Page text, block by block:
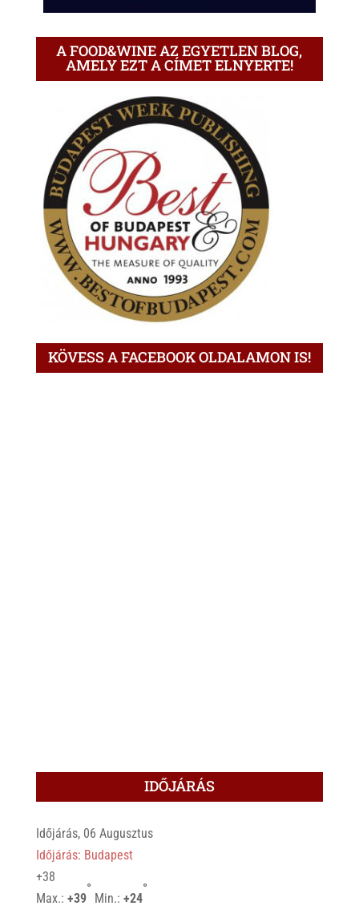
A FOOD&WINE AZ EGYETLEN BLOG,
AMELY EZT A CÍMET ELNYERTE!
KÖVESS A FACEBOOK OLDALAMON IS!
IDŐJÁRÁS
Időjárás, 06 Augusztus
Időjárás: Budapest
+38
Max.: +39
°
Min.: +24
°